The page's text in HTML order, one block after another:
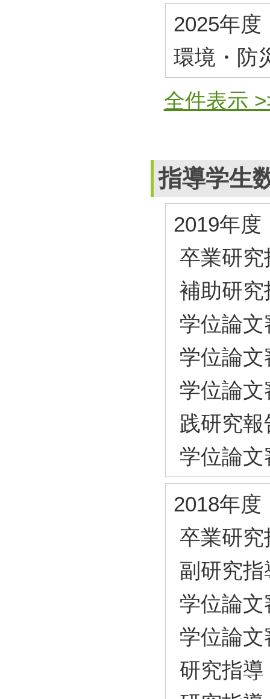
2025年度
環境・防
全件表示
指導学生
2019年度
卒業研
補助研
学位論
学位論
学位論
践研究
学位論
2018年度
卒業研
副研究
学位論
学位論
研究指